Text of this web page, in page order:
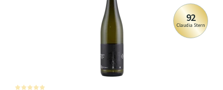
92
Claudia Stern